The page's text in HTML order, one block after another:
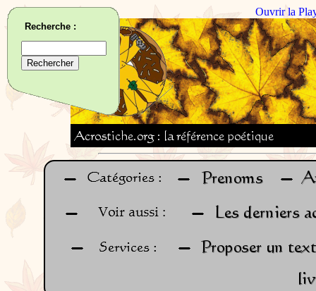
Ouvrir la
Recherche :